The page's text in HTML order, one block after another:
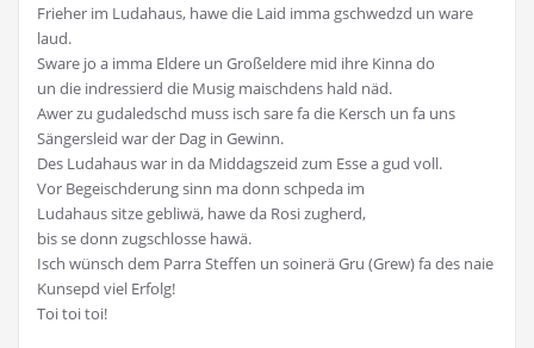
Frieher im Ludahaus, hawe die Laid imma gschwedzd un ware
laud.
Sware jo a imma Eldere un Großeldere mid ihre Kinna do
un die indressierd die Musig maischdens hald näd.
Awer zu gudaledschd muss isch sare fa die Kersch un fa uns
Sängersleid war der Dag in Gewinn.
Des Ludahaus war in da Middagszeid zum Esse a gud voll.
Vor Begeischderung sinn ma donn schpeda im
Ludahaus sitze gebliwä, hawe da Rosi zugherd,
bis se donn zugschlosse hawä.
Isch wünsch dem Parra Steffen un soinerä Gru (Grew) fa des naie
Kunsepd viel Erfolg!
Toi toi toi!